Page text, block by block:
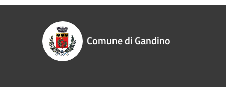
Comune di Gandino